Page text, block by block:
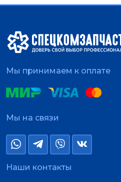
Мы принимаем к оплате
Мы на связи
Наши контакты